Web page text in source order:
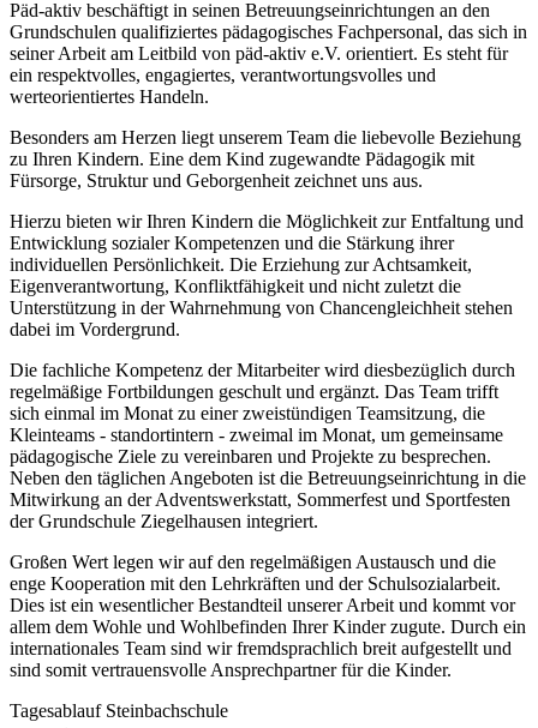
Päd-aktiv beschäftigt in seinen Betreuungseinrichtungen an den
Grundschulen qualifiziertes pädagogisches Fachpersonal, das sich in
seiner Arbeit am Leitbild von päd-aktiv e.V. orientiert. Es steht für
ein respektvolles, engagiertes, verantwortungsvolles und
werteorientiertes Handeln.
Besonders am Herzen liegt unserem Team die liebevolle Beziehung
zu Ihren Kindern. Eine dem Kind zugewandte Pädagogik mit
Fürsorge, Struktur und Geborgenheit zeichnet uns aus.
Hierzu bieten wir Ihren Kindern die Möglichkeit zur Entfaltung und
Entwicklung sozialer Kompetenzen und die Stärkung ihrer
individuellen Persönlichkeit. Die Erziehung zur Achtsamkeit,
Eigenverantwortung, Konfliktfähigkeit und nicht zuletzt die
Unterstützung in der Wahrnehmung von Chancengleichheit stehen
dabei im Vordergrund.
Die fachliche Kompetenz der Mitarbeiter wird diesbezüglich durch
regelmäßige Fortbildungen geschult und ergänzt. Das Team trifft
sich einmal im Monat zu einer zweistündigen Teamsitzung, die
Kleinteams - standortintern - zweimal im Monat, um gemeinsame
pädagogische Ziele zu vereinbaren und Projekte zu besprechen.
Neben den täglichen Angeboten ist die Betreuungseinrichtung in die
Mitwirkung an der Adventswerkstatt, Sommerfest und Sportfesten
der Grundschule Ziegelhausen integriert.
Großen Wert legen wir auf den regelmäßigen Austausch und die
enge Kooperation mit den Lehrkräften und der Schulsozialarbeit.
Dies ist ein wesentlicher Bestandteil unserer Arbeit und kommt vor
allem dem Wohle und Wohlbefinden Ihrer Kinder zugute. Durch ein
internationales Team sind wir fremdsprachlich breit aufgestellt und
sind somit vertrauensvolle Ansprechpartner für die Kinder.
Tagesablauf Steinbachschule